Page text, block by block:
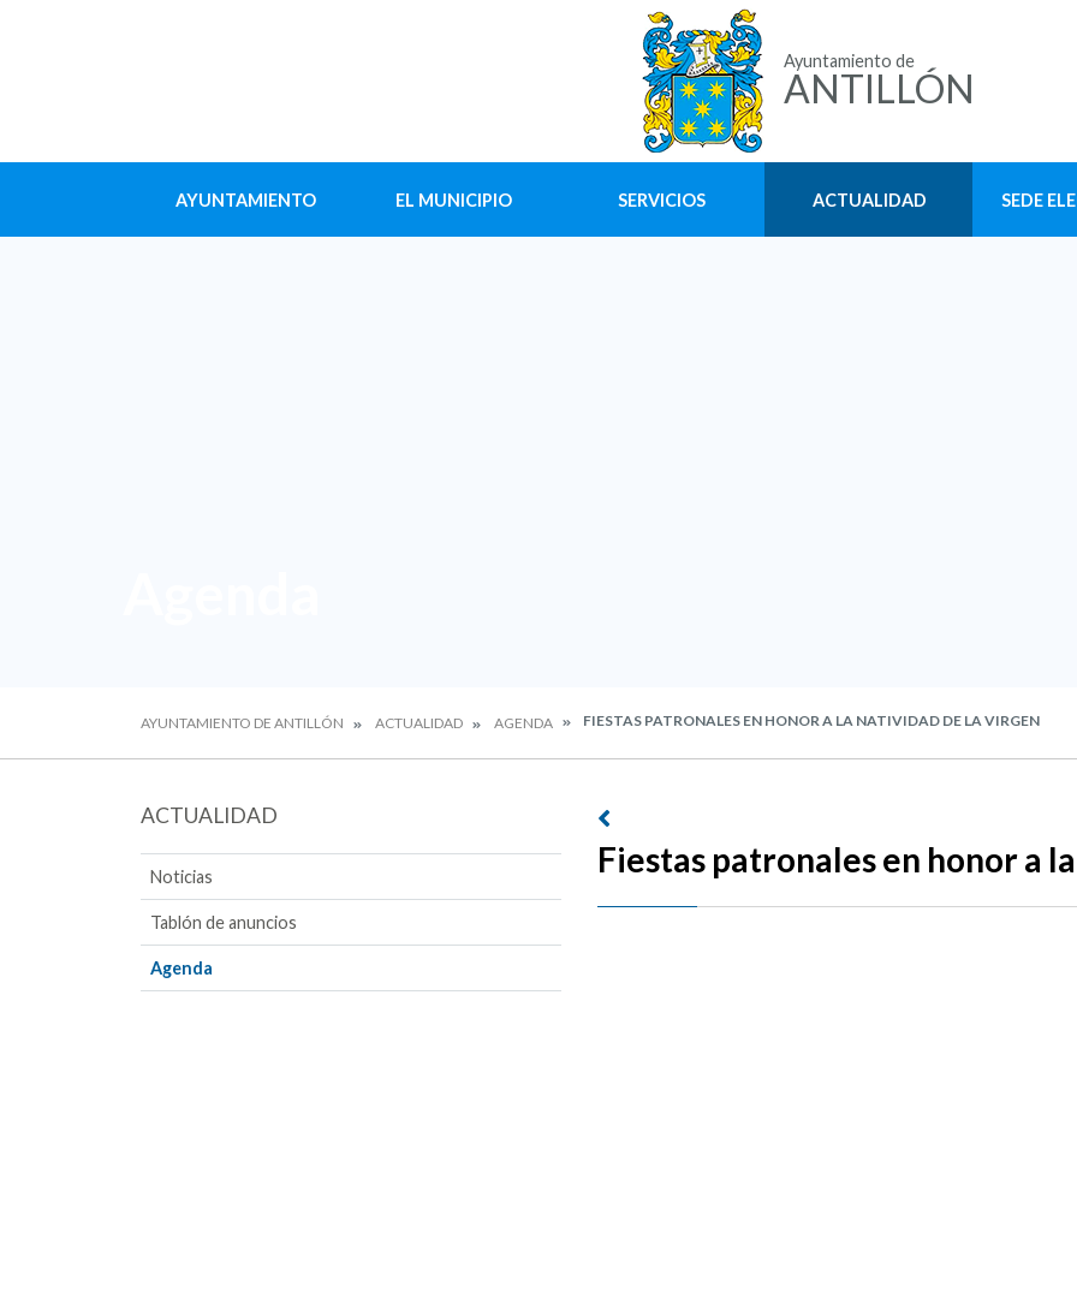
Ayuntamiento de
ANTILLÓN
AYUNTAMIENTO EL MUNICIPIO SERVICIOS ACTUALIDAD SEDE
AYUNTAMIENTO DE ANTILLÓN ACTUALIDAD AGENDA FIESTAS PATRONALES EN HONOR A LA NATIVIDAD DE LA VIRGEN
ACTUALIDAD
Noticias
Tablón de anuncios
Agenda
Fiestas patronales en honor a